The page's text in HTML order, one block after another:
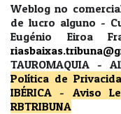
Weblog no
de lucro alguno -
Eugénio Eiroa
TAUROMAQUIA -
Política de
IBÉRICA - Aviso
RBTRIBUNA